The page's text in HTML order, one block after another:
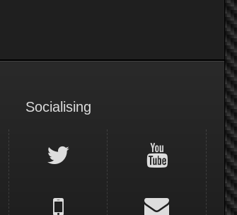
Socialising